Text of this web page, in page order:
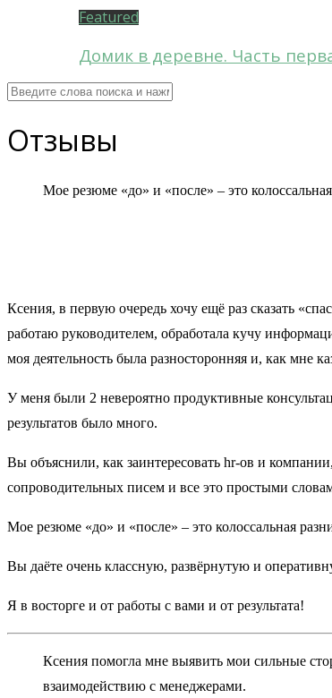
Featured
Домик в деревне. Часть
Отзывы
Мое резюме «до» и «после» – это
Ксения, в первую очередь хочу ещё раз сказать
работаю руководителем, обработала кучу
моя деятельность была разносторонняя и, как мне
У меня были 2 невероятно продуктивные
результатов было много.
Вы объяснили, как заинтересовать hr-ов и
сопроводительных писем и все это простыми
Мое резюме «до» и «после» – это колоссальная
Вы даёте очень классную, развёрнутую и
Я в восторге и от работы с вами и от результата!
Ксения помогла мне выявить мои сильные
взаимодействию с менеджерами.